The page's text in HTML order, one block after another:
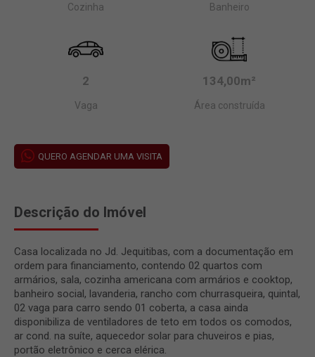
Cozinha Banheiro
2
Vaga
134,00m²
Área construída
QUERO AGENDAR UMA VISITA
Descrição do Imóvel
Casa localizada no Jd. Jequitibas, com a documentação em
ordem para financiamento, contendo 02 quartos com
armários, sala, cozinha americana com armários e cooktop,
banheiro social, lavanderia, rancho com churrasqueira, quintal,
02 vaga para carro sendo 01 coberta, a casa ainda
disponibiliza de ventiladores de teto em todos os comodos,
ar cond. na suíte, aquecedor solar para chuveiros e pias,
portão eletrônico e cerca elérica.